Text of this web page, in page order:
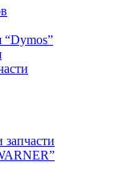
“Dymos”
запчасти